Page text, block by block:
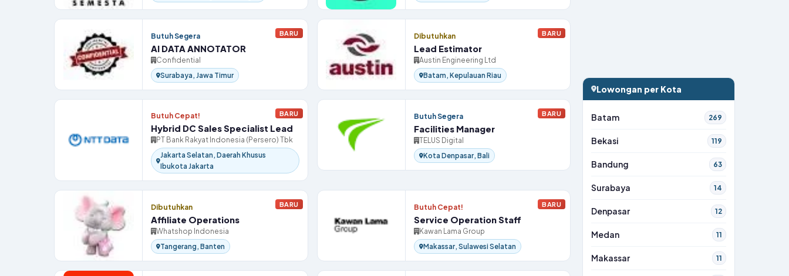
Butuh Segera
AI DATA ANNOTATOR
Confidential
Surabaya, Jawa Timur
BARU Dibutuhkan
Lead Estimator
Austin Engineering Ltd
Batam, Kepulauan Riau
BARU
Butuh Cepat!
Hybrid DC Sales Specialist Lead
PT Bank Rakyat Indonesia (Persero) Tbk
Jakarta Selatan, Daerah Khusus
Ibukota Jakarta
BARU Butuh Segera
Facilities Manager
TELUS Digital
Kota Denpasar, Bali
BARU
Dibutuhkan
Affiliate Operations
Whatshop Indonesia
Tangerang, Banten
BARU Butuh Cepat!
Service Operation Staff
Kawan Lama Group
Makassar, Sulawesi Selatan
BARU
Lowongan per Kota
Batam 269
Bekasi 119
Bandung 63
Surabaya 14
Denpasar 12
Medan 11
Makassar 11